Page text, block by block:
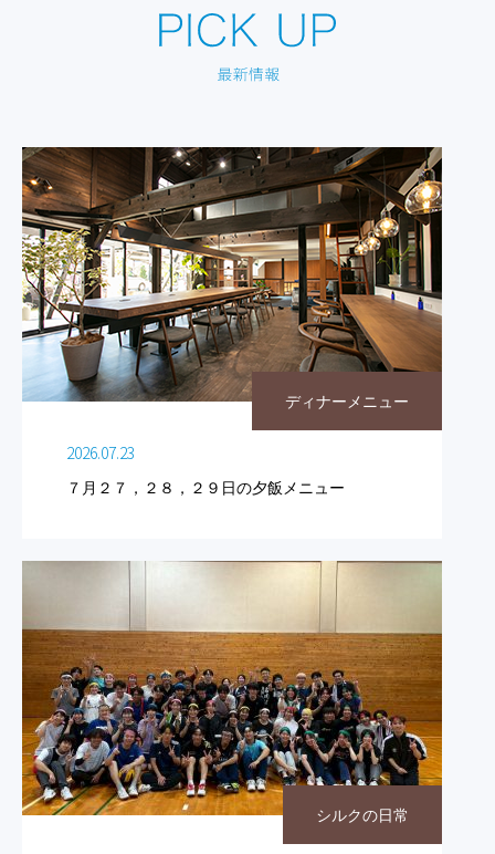
ディナーメニュー
2026.07.23
７月２７，２８，２９日の夕飯メニュー
シルクの日常